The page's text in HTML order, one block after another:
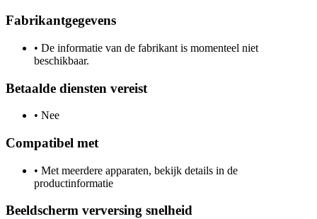
Fabrikantgegevens
• De informatie van de fabrikant is momenteel niet
beschikbaar.
Betaalde diensten vereist
• Nee
Compatibel met
• Met meerdere apparaten, bekijk details in de
productinformatie
Beeldscherm verversing snelheid